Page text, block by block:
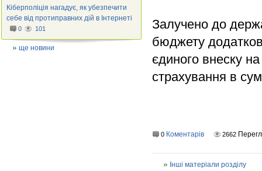
Залучено до
бюджету
єдиного внеску
страхування в
0 Коментарів 2662
Інші матеріали розділу
Кіберполіція нагадує, як убезпечити
себе від протиправних дій в Інтернеті
0 101
ще новини